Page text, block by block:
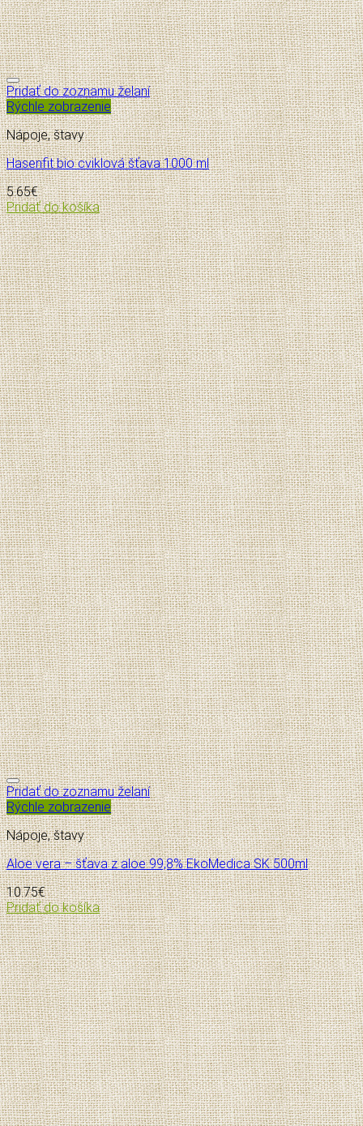
Pridať do zoznamu želaní
Rýchle zobrazenie
Nápoje, štavy
Hasenfit bio cviklová šťava 1000 ml
5.65€
Pridať do košíka
Pridať do zoznamu želaní
Rýchle zobrazenie
Nápoje, štavy
Aloe vera – šťava z aloe 99,8% EkoMedica SK 500ml
10.75€
Pridať do košíka